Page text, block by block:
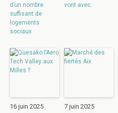
d’un nombre
suffisant de
logements
sociaux
vont avec.
16 juin 2025 7 juin 2025